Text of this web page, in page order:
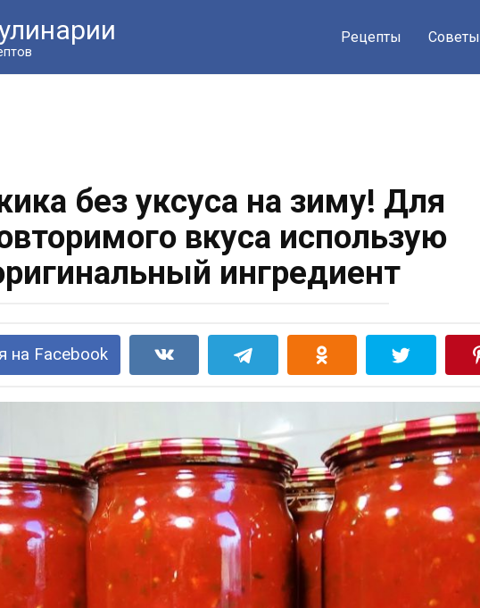
Рецепты Советы
без уксуса на зиму! Для
вкуса использую
ингредиент
на Facebook